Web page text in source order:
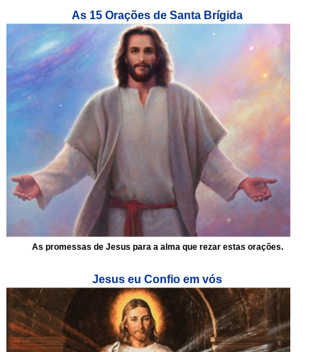
As 15 Orações de Santa Brígida
As promessas de Jesus para a alma que rezar estas orações.
Jesus eu Confio em vós